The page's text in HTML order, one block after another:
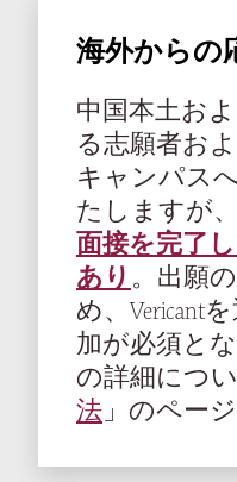
海外からの
中国本土お
る志願者お
キャンパス
たしますが、
面接を完了
あり 。出願
め、Vericant
加が必須と
の詳細につい
法 」のペー